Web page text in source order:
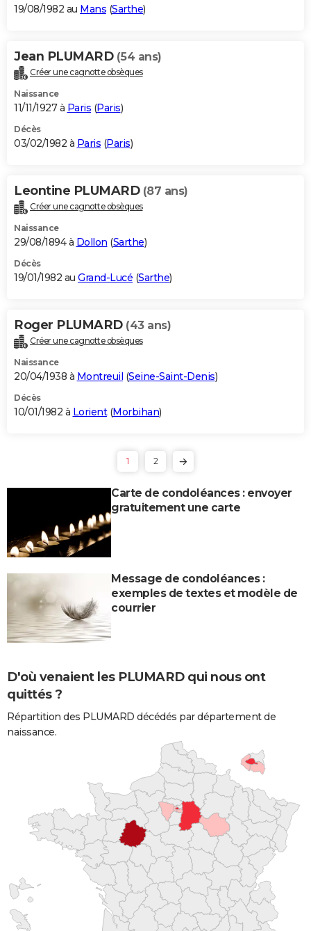
19/08/1982 au Mans (Sarthe)
Jean PLUMARD (54 ans)
Créer une cagnotte obsèques
Naissance
11/11/1927 à Paris (Paris)
Décès
03/02/1982 à Paris (Paris)
Leontine PLUMARD (87 ans)
Créer une cagnotte obsèques
Naissance
29/08/1894 à Dollon (Sarthe)
Décès
19/01/1982 au Grand-Lucé (Sarthe)
Roger PLUMARD (43 ans)
Créer une cagnotte obsèques
Naissance
20/04/1938 à Montreuil (Seine-Saint-Denis)
Décès
10/01/1982 à Lorient(Morbihan)
1 2
Carte de condoléances : envoyer
gratuitement une carte
Message de condoléances :
exemples de textes et modèle de
courrier
D'où venaient les PLUMARD qui nous ont
quittés ?
Répartition des PLUMARD décédés par département de
naissance.